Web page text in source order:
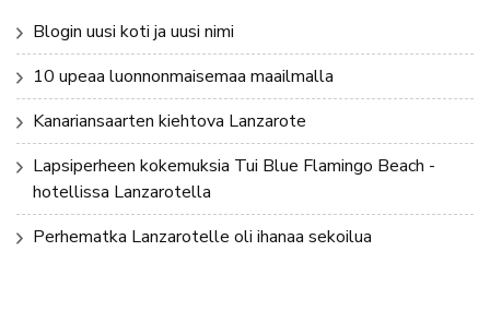
Blogin uusi koti ja uusi nimi
10 upeaa luonnonmaisemaa maailmalla
Kanariansaarten kiehtova Lanzarote
Lapsiperheen kokemuksia Tui Blue Flamingo Beach -
hotellissa Lanzarotella
Perhematka Lanzarotelle oli ihanaa sekoilua